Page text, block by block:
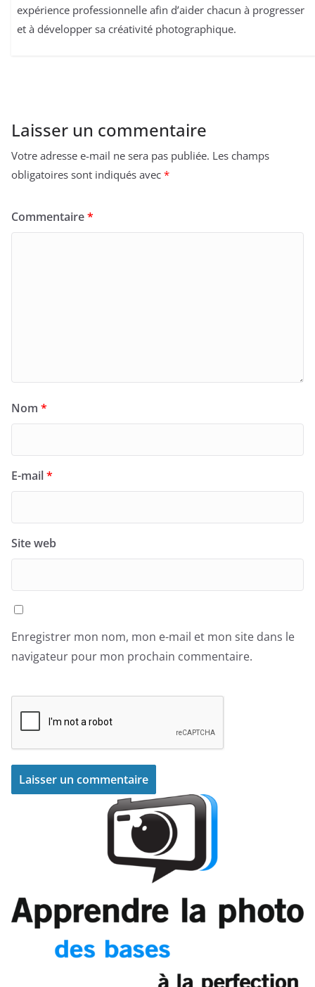
expérience professionnelle afin d’aider chacun à progresser
et à développer sa créativité photographique.
Laisser un commentaire
Votre adresse e-mail ne sera pas publiée. Les champs
obligatoires sont indiqués avec *
Commentaire*
Nom *
E-mail*
Site web
Enregistrer mon nom, mon e-mail et mon site dans le
navigateur pour mon prochain commentaire.